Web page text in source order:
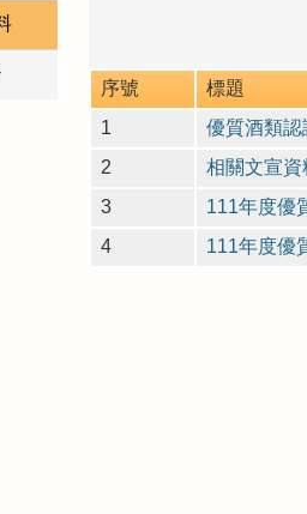
序號 標題
1
優質酒類
2
相關文宣資
3
111年度優
4
111年度優